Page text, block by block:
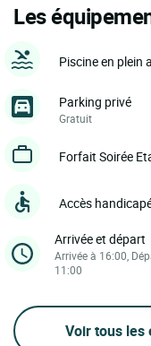
Les
Piscine en plein
Parking privé
Gratuit
Forfait Soirée
Accès
Arrivée et départ
Arrivée à 16:00,
11:00
Voir tous les